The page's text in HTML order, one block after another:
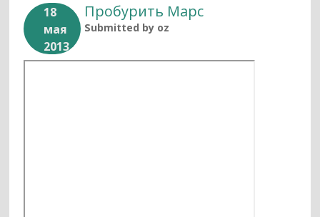
18
мая
2013
Пробурить Марс
Submitted by oz